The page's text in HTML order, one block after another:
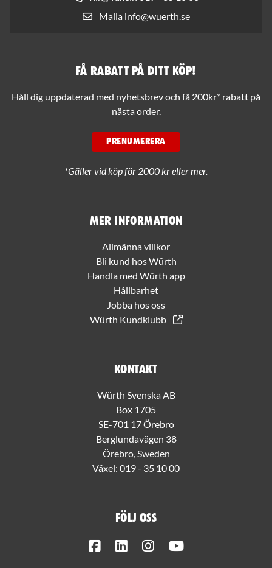
Maila info@wuerth.se
Mer information
Allmänna villkor
Bli kund hos Würth
Handla med Würth app
Hållbarhet
Jobba hos oss
Würth Kundklubb
Kontakt
Würth Svenska AB
Box 1705
SE-701 17 Örebro
Berglundavägen 38
Örebro, Sweden
Växel: 019 - 35 10 00
Följ oss
FacebookLinkedInInstagram
Få rabatt på ditt köp!
Håll dig uppdaterad med nyhetsbrev och få 200kr* rabatt på
nästa order.
PRENUMERERA
*Gäller vid köp för 2000 kr eller mer.